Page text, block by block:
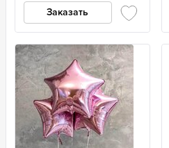
Заказать